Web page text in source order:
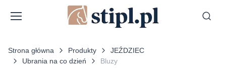
Strona główna Produkty
JEŹDZIEC
Ubrania na co dzień
Bluzy